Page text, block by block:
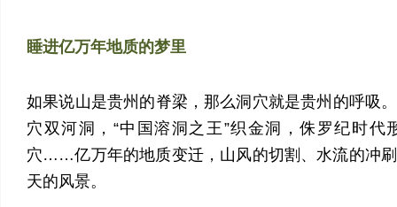
睡进亿万年地质的梦里
如果说山是贵州的脊梁，那么洞穴就是贵州的呼吸
穴双河洞，“中国溶洞之王”织金洞，侏罗纪时代
穴……亿万年的地质变迁，山风的切割、水流的冲
天的风景。